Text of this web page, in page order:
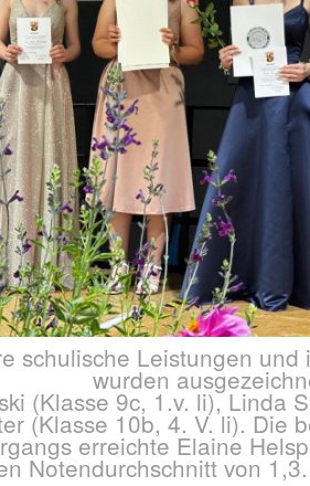
schulische Leistungen
wurden
(Klasse 9c, 1.v. li), Linda
(Klasse 10b, 4. V. li). Die
erreichte Elaine
Notendurchschnitt von